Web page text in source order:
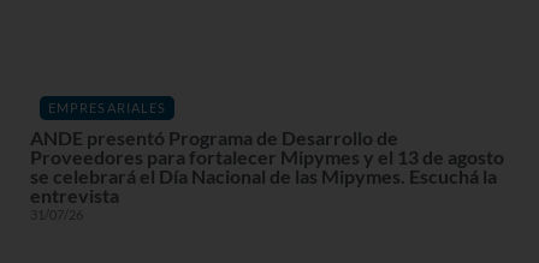
EMPRESARIALES
ANDE presentó Programa de Desarrollo de
Proveedores para fortalecer Mipymes y el 13 de agosto
se celebrará el Día Nacional de las Mipymes. Escuchá la
entrevista
31/07/26